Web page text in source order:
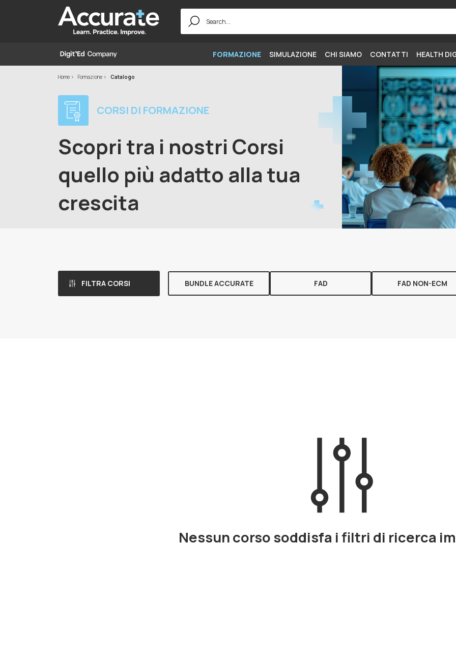
Search
for:
FORMAZIONE SIMULAZIONE CHI SIAMO CONTATTI HEALTH
Home Formazione Catalogo
CORSI DI FORMAZIONE
Scopri tra i nostri Corsi
quello più adatto alla tua
crescita
FILTRA CORSI BUNDLE ACCURATE FAD FAD NON-ECM
Nessun corso soddisfa i filtri di ricerca